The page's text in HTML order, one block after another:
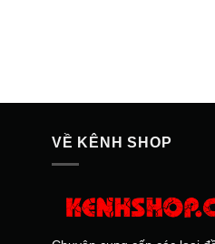
VỀ KÊNH SHOP